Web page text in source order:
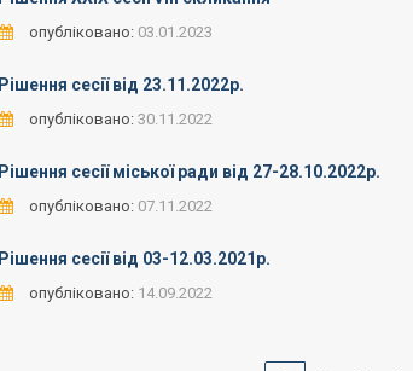
опубліковано: 03.01.2023
Рішення сесії від 23.11.2022р.
опубліковано: 30.11.2022
Рішення сесії міської ради від 27-28.10.2022р.
опубліковано: 07.11.2022
Рішення сесії від 03-12.03.2021р.
опубліковано: 14.09.2022